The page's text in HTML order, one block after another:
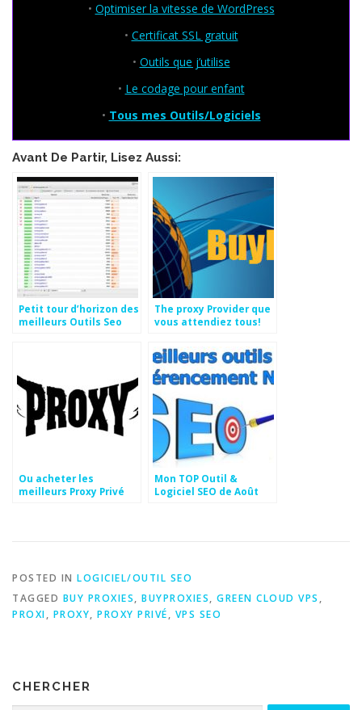
• Optimiser la vitesse de WordPress
• Certificat SSL gratuit
• Outils que j’utilise
• Le codage pour enfant
• Tous mes Outils/Logiciels
Avant De Partir, Lisez Aussi:
Petit tour d’horizon des
meilleurs Outils Seo
The proxy Provider que
vous attendiez tous!
Ou acheter les
meilleurs Proxy Privé
Mon TOP Outil &
Logiciel SEO de Août
POSTED IN LOGICIEL/OUTIL SEO
TAGGED BUY PROXIES, BUYPROXIES, GREEN CLOUD VPS ,
PROXI, PROXY, PROXY PRIVÉ, VPS SEO
CHERCHER